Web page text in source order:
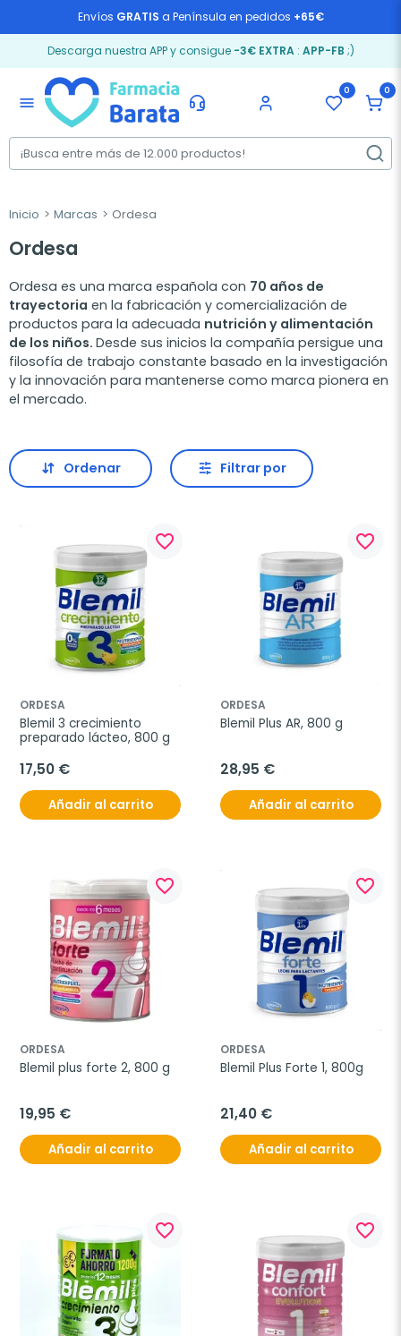
Envíos GRATIS a Península en pedidos +65€
Descarga nuestra APP y consigue -3€ EXTRA: APP-FB ;)
menu
0 0
Inicio Marcas Ordesa
Ordesa
Ordesa es una marca española con 70 años de
trayectoria en la fabricación y comercialización de
productos para la adecuada nutrición y alimentación
de los niños. Desde sus inicios la compañía persigue una
filosofía de trabajo constante basado en la investigación
y la innovación para mantenerse como marca pionera en
el mercado.
Ordenar Filtrar por
favorite_border
ORDESA
Blemil 3 crecimiento
preparado lácteo, 800 g
17,50 €
Añadir al carrito
favorite_border
ORDESA
Blemil Plus AR, 800 g
28,95 €
Añadir al carrito
favorite_border
ORDESA
Blemil plus forte 2, 800 g
19,95 €
Añadir al carrito
favorite_border
ORDESA
Blemil Plus Forte 1, 800g
21,40 €
Añadir al carrito
favorite_border favorite_border